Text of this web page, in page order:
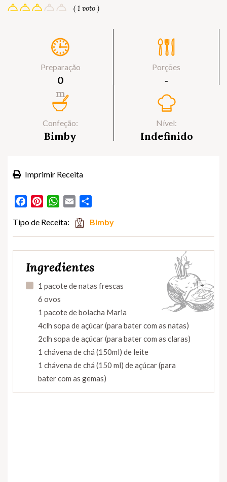
( 1 voto )
Preparação
0
m
Porções
‐
Confeção:
Bimby
Nível:
Indefinido
Imprimir Receita
FacebookPinterestWhatsApp
Email
Tipo de Receita: Bimby
Ingredientes
+
1 pacote de natas frescas
6 ovos
1 pacote de bolacha Maria
4clh sopa de açúcar (para bater com as natas)
2clh sopa de açúcar (para bater com as claras)
1 chávena de chá (150ml) de leite
1 chávena de chá (150 ml) de açúcar (para
bater com as gemas)